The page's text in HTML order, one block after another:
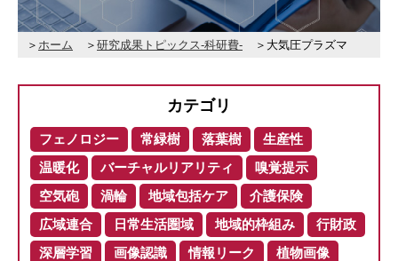
ホーム 研究成果トピックス-科研費- 大気圧プラズマ
カテゴリ
フェノロジー 常緑樹 落葉樹
生産性
温暖化
バーチャルリアリティ
嗅覚提示
空気砲
渦輪 地域包括ケア
介護保険
広域連合
日常生活圏域 地域的枠組み
行財政
深層学習
画像認識 情報リーク
植物画像